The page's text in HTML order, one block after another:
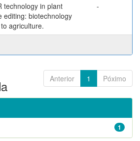
technology in plant
editing: biotechnology
agriculture.
-
Anterior 1 Póximo
1